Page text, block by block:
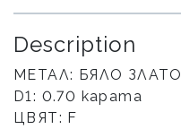
Description
МЕТАЛ: БЯЛО ЗЛАТО
D1: 0.70 карата
ЦВЯТ: F